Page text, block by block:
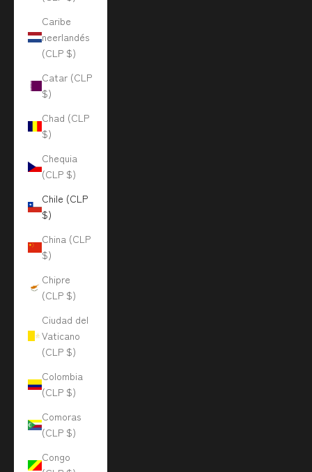
Caribe
neerlandés
(CLP $)
Catar (CLP
$)
Chad (CLP
$)
Chequia
(CLP $)
Chile (CLP
$)
China (CLP
$)
Chipre
(CLP $)
Ciudad del
Vaticano
(CLP $)
Colombia
(CLP $)
Comoras
(CLP $)
Congo